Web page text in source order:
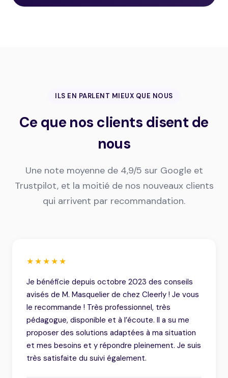
ILS EN PARLENT MIEUX QUE NOUS
Ce que nos clients disent de
nous
Une note moyenne de 4,9/5 sur Google et
Trustpilot, et la moitié de nos nouveaux clients
qui arrivent par recommandation.
★★★★★
Je bénéficie depuis octobre 2023 des conseils
avisés de M. Masquelier de chez Cleerly ! Je vous
le recommande ! Très professionnel, très
pédagogue, disponible et à l’écoute. Il a su me
proposer des solutions adaptées à ma situation
et mes besoins et y répondre pleinement. Je suis
très satisfaite du suivi également.